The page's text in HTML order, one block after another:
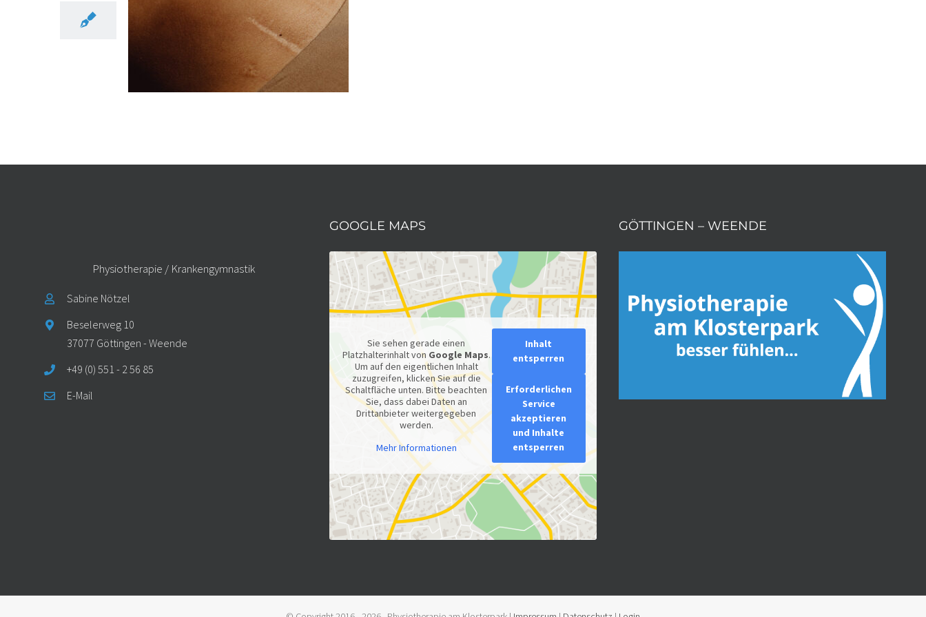
Physiotherapie / Krankengymnastik
Sabine Nötzel
Beselerweg 10
37077 Göttingen - Weende
+49 (0) 551 - 2 56 85
E-Mail
GOOGLE MAPS
Sie sehen gerade einen
Platzhalterinhalt von Google Maps.
Um auf den eigentlichen Inhalt
zuzugreifen, klicken Sie auf die
Schaltfläche unten. Bitte beachten
Sie, dass dabei Daten an
Drittanbieter weitergegeben
werden.
Mehr Informationen
Inhalt
entsperren
Erforderlichen
Service
akzeptieren
und Inhalte
entsperren
GÖTTINGEN – WEENDE